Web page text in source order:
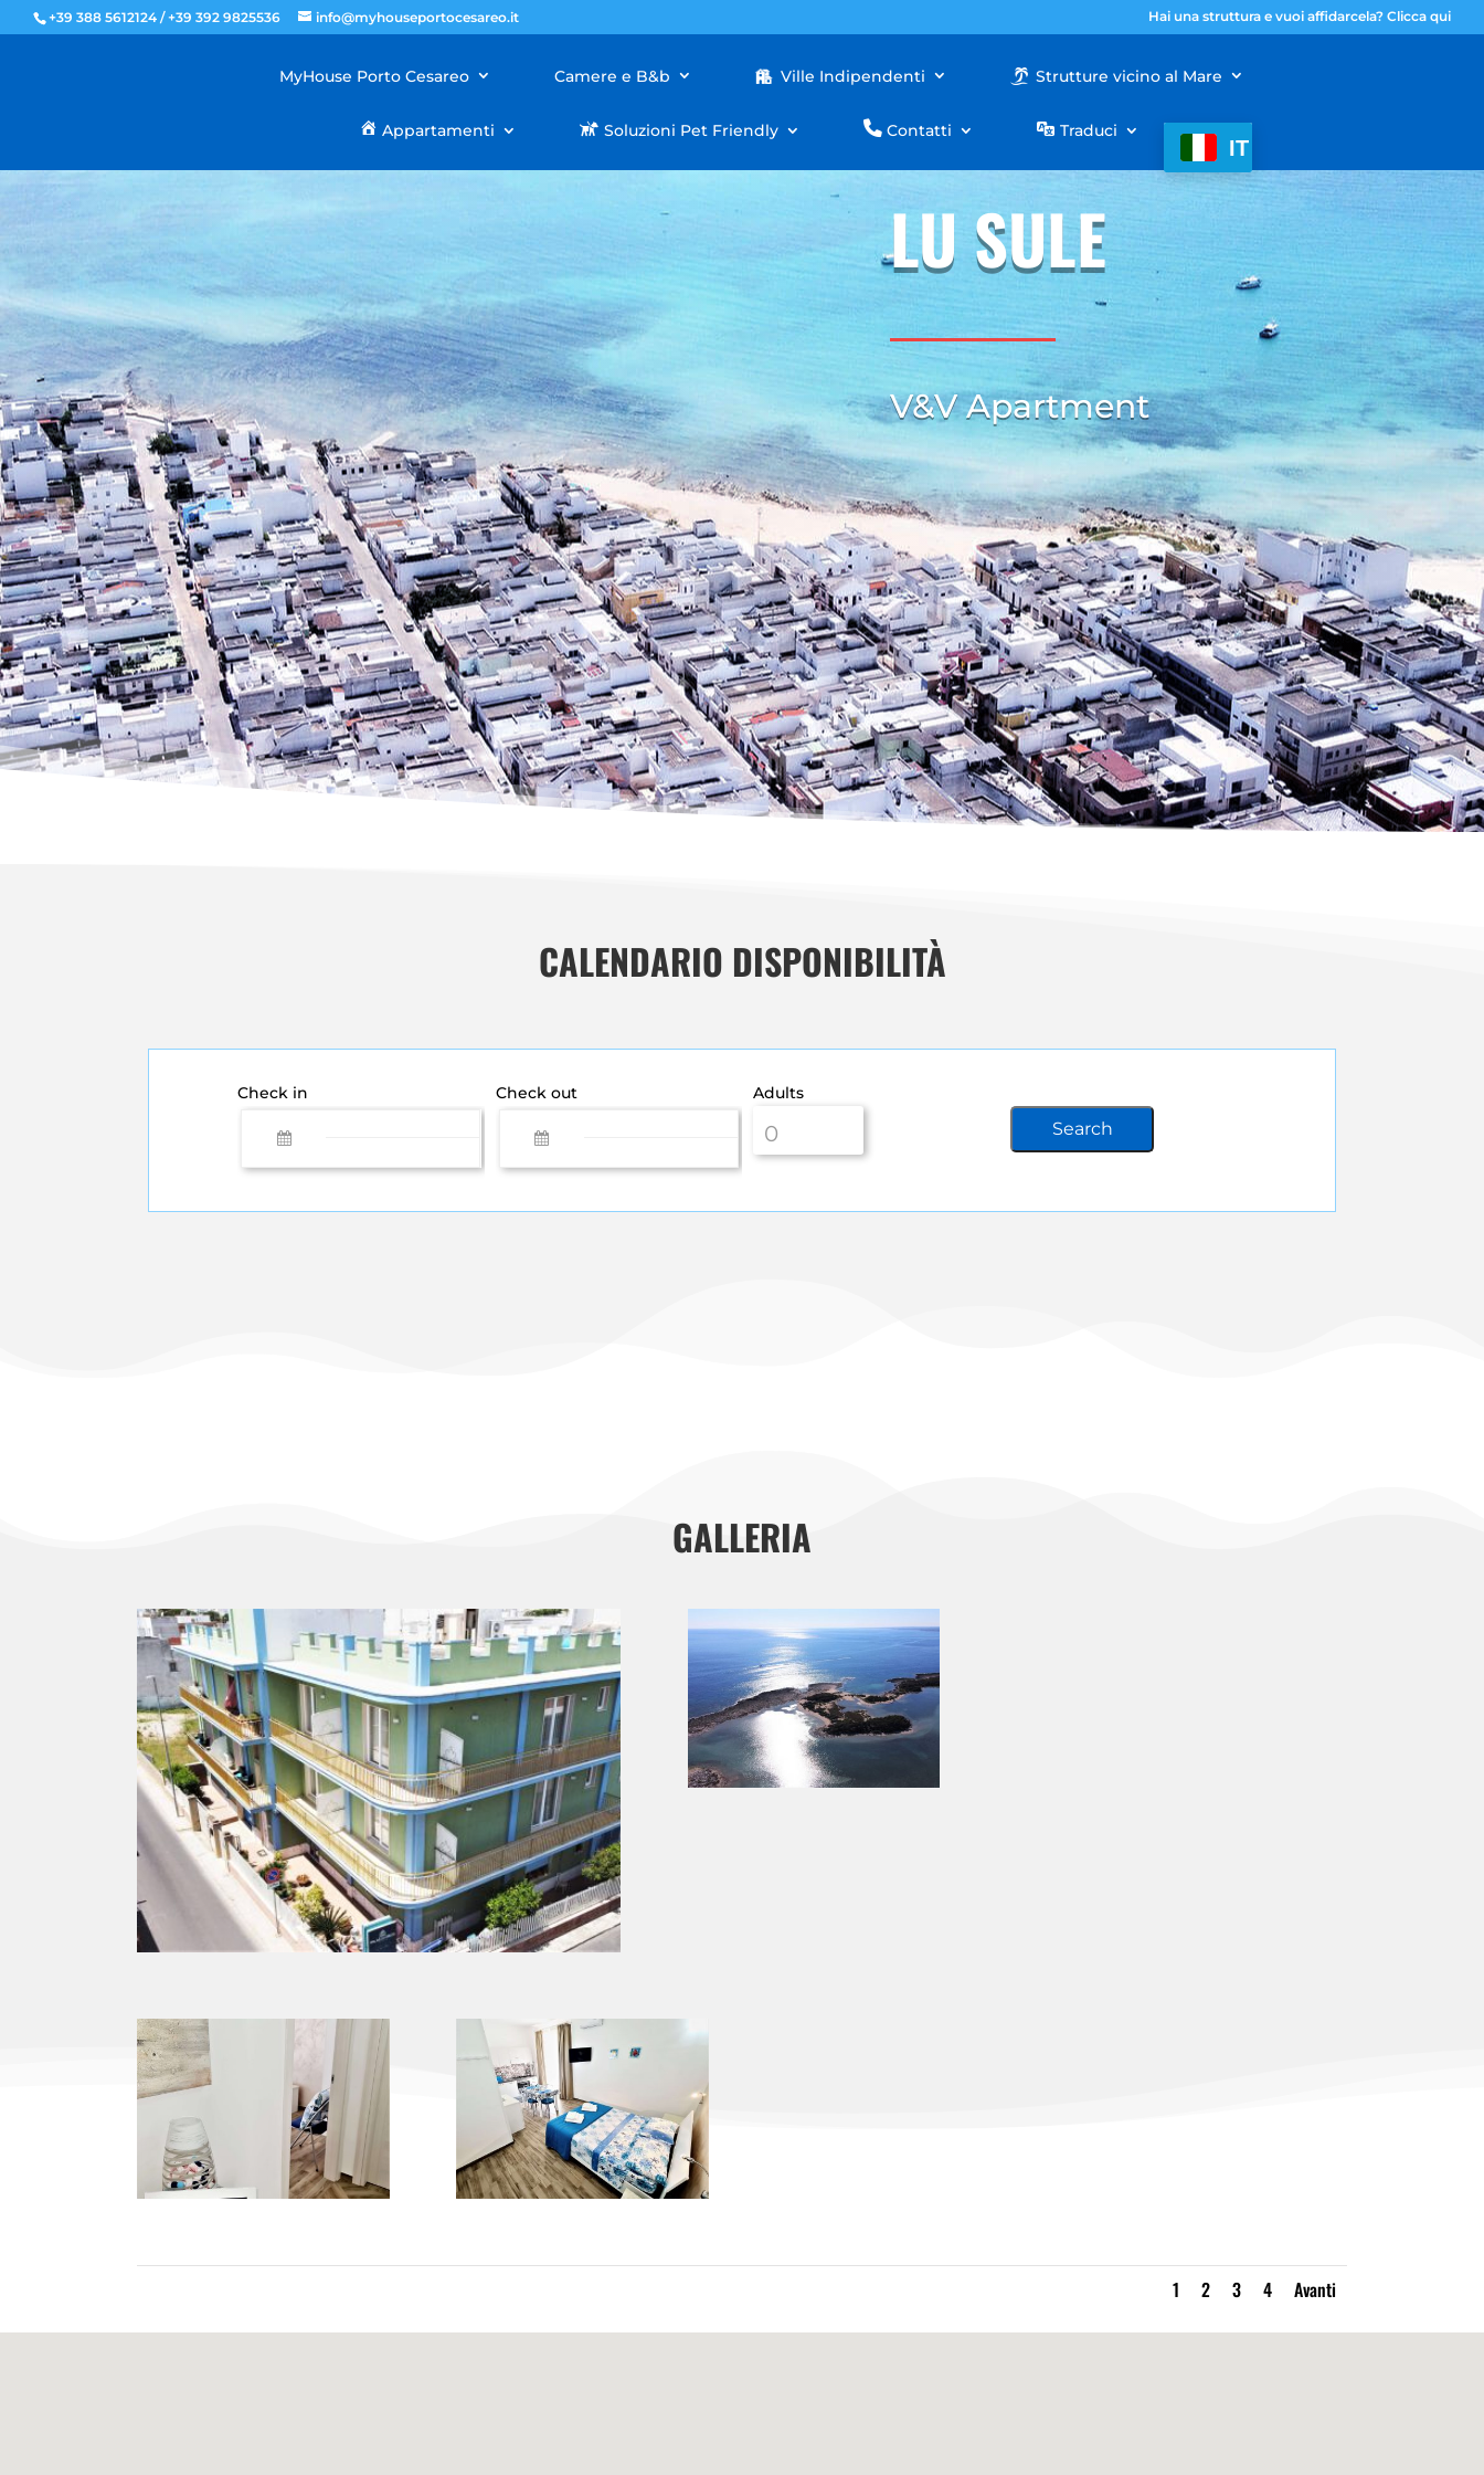
+39 388 5612124 / +39 392 9825536 info@myhouseportocesareo.it Hai una struttura e vuoi affidarcela? Clicca qui
MyHouse Porto Cesareo Camere e B&b Ville Indipendenti Strutture vicino al Mare
Appartamenti Soluzioni Pet Friendly Contatti Traduci
IT
LU SULE
V&V Apartment
CALENDARIO DISPONIBILITÀ
Check in Check out Adults
GALLERIA
1 2 3 4 Avanti